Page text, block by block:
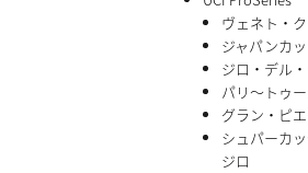
ヴェネト・
ジャパンカ
ジロ・デル
パリ〜トゥ
グラン・ピ
シュパーカ
ジロ